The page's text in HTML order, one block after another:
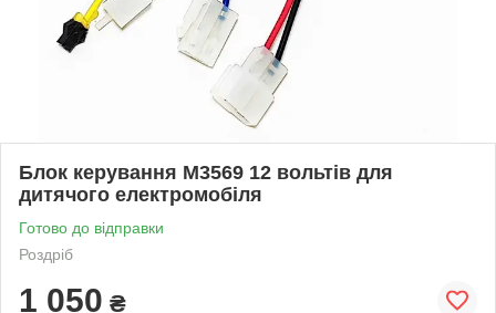
Блок керування M3569 12 вольтів для
дитячого електромобіля
Готово до відправки
Роздріб
1 050 ₴